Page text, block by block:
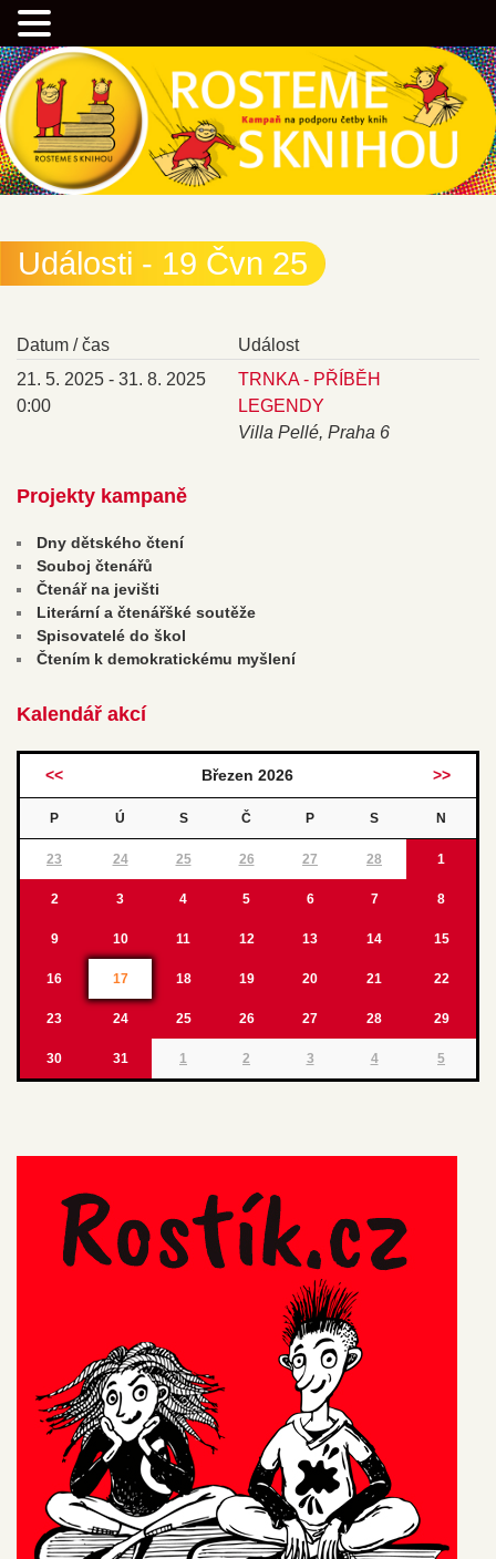
Přejít
k
hlavnímu
obsahu
webu
Rostemesknihou.cz
Kampaň na podporu četby knih
Události - 19 Čvn 25
Datum / čas
Událost
21. 5. 2025 - 31. 8. 2025
0:00
TRNKA - PŘÍBĚH
LEGENDY
Villa Pellé, Praha 6
Projekty kampaně
Dny dětského čtení
Souboj čtenářů
Čtenář na jevišti
Literární a čtenářšké soutěže
Spisovatelé do škol
Čtením k demokratickému myšlení
Kalendář akcí
<< Březen 2026 >>
P Ú S Č P S N
23 24 25 26 27 28 1
2 3 4 5 6 7 8
9 10 11 12 13 14 15
16 17 18 19 20 21 22
23 24 25 26 27 28 29
30 31 1 2 3 4 5